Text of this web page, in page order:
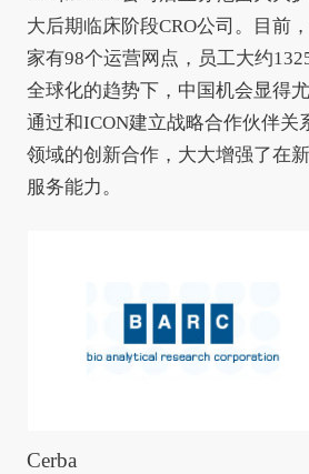
大后期临床阶段CRO公司。目前
家有98个运营网点，员工大约
全球化的趋势下，中国机会显得
通过和ICON建立战略合作伙伴关
领域的创新合作，大大增强了在
服务能力。
Cerba